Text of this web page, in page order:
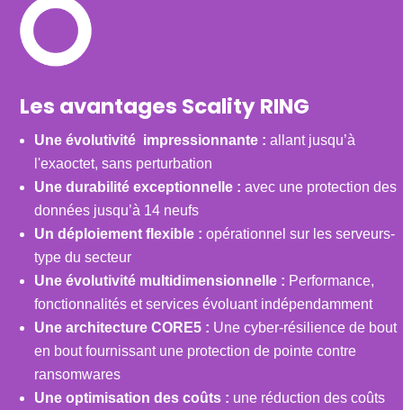
Les avantages Scality RING
Une évolutivité impressionnante : allant jusqu’à
l'exaoctet, sans perturbation
Une durabilité exceptionnelle : avec une protection des
données jusqu’à 14 neufs
Un déploiement flexible : opérationnel sur les serveurs-
type du secteur
Une évolutivité multidimensionnelle : Performance,
fonctionnalités et services évoluant indépendamment
Une architecture CORE5 : Une cyber-résilience de bout
en bout fournissant une protection de pointe contre
ransomwares
Une optimisation des coûts : une réduction des coûts